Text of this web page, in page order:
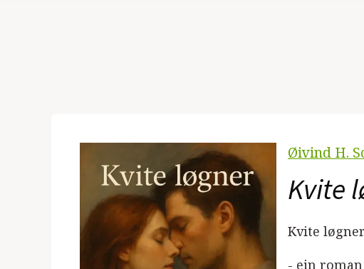
Øivind H.
Kvite
Kvite løgner
- ein